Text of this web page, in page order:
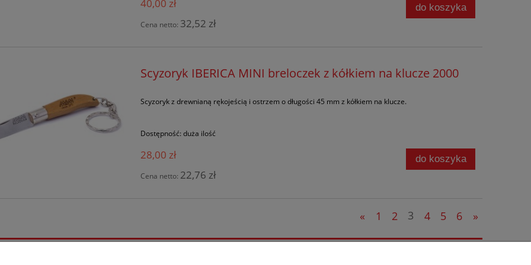
40,00 zł
Cena netto: 32,52 zł
do koszyka
Scyzoryk IBERICA MINI breloczek z kółkiem na klucze 2000
Scyzoryk z drewnianą rękojeścią i ostrzem o długości 45 mm z kółkiem na klucze.
Dostępność: duża ilość
28,00 zł
Cena netto: 22,76 zł
do koszyka
« 1 2 3 4 5 6 »